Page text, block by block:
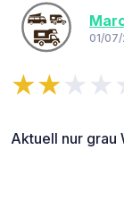
01/
Aktuell nur grau